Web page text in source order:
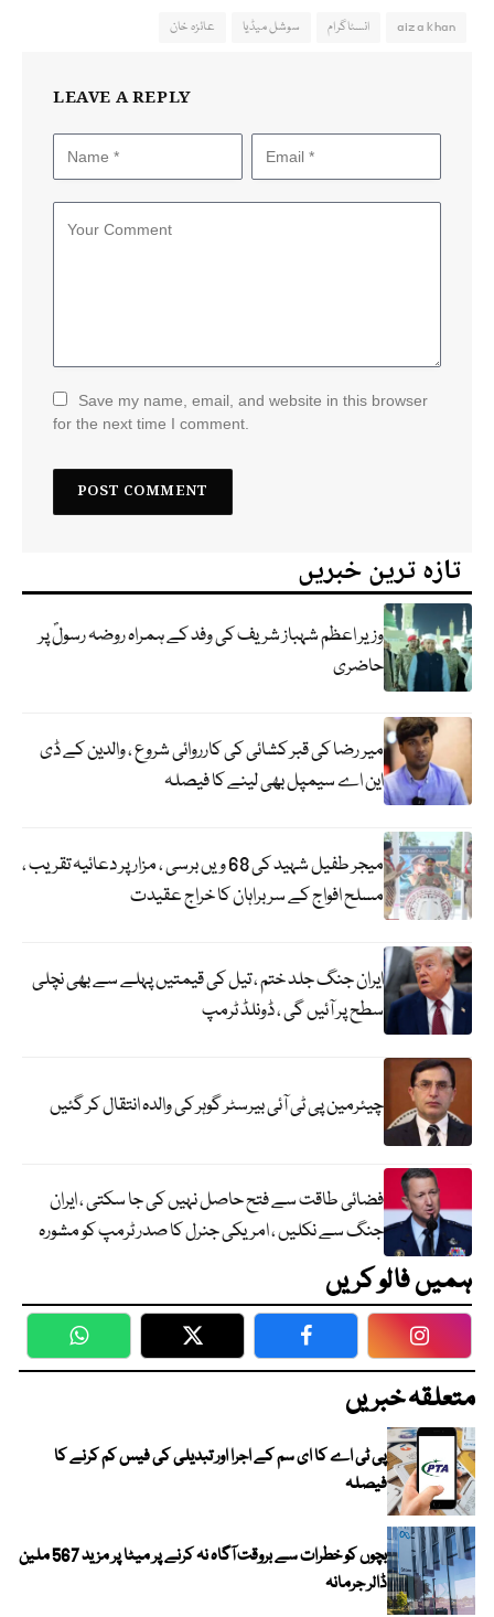
aiza khan انسٹاگرام سوشل میڈیا عائزہ خان
LEAVE A REPLY
Save my name, email, and website in this browser
for the next time I comment.
تازہ ترین خبریں
وزیر اعظم شہباز شریف کی وفد کے ہمراہ روضہ رسولؐ پر
حاضری
میر رضا کی قبر کشائی کی کارروائی شروع ، والدین کے ڈی
این اے سیمپل بھی لینے کا فیصلہ
میجر طفیل شہید کی 68 ویں برسی ، مزار پر دعائیہ تقریب ،
مسلح افواج کے سربراہان کا خراج عقیدت
ایران جنگ جلد ختم ، تیل کی قیمتیں پہلے سے بھی نچلی
سطح پر آئیں گی ، ڈونلڈ ٹرمپ
چیئرمین پی ٹی آئی بیرسٹر گوہر کی والدہ انتقال کر گئیں
فضائی طاقت سے فتح حاصل نہیں کی جا سکتی ، ایران
جنگ سے نکلیں ، امریکی جنرل کا صدر ٹرمپ کو مشورہ
ہمیں فالو کریں
WhatsApp Twitter Facebook
متعلقہ خبریں
پی ٹی اے کا ای سم کے اجرا اور تبدیلی کی فیس کم کرنے کا
فیصلہ
بچوں کو خطرات سے بروقت آگاہ نہ کرنے پر میٹا پر مزید 567 ملین
ڈالر جرمانہ